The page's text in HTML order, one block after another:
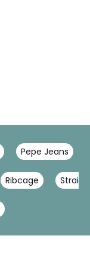
Pepe Jeans
Ribcage